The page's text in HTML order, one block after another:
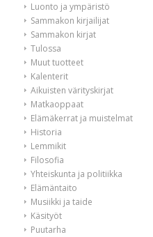
Luonto ja ympäristö
Sammakon kirjailijat
Sammakon kirjat
Tulossa
Muut tuotteet
Kalenterit
Aikuisten värityskirjat
Matkaoppaat
Elämäkerrat ja muistelmat
Historia
Lemmikit
Filosofia
Yhteiskunta ja politiikka
Elämäntaito
Musiikki ja taide
Käsityöt
Puutarha